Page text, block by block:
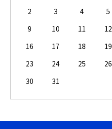
2
3 4 5
9
10 11 12
16
17 18 19
23
24 25 26
30
31